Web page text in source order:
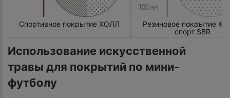
Спортивное покрытие ХОЛЛ
Резиновое покрытие
спорт SBR
Использование искусственной
травы для покрытий по мини-
футболу